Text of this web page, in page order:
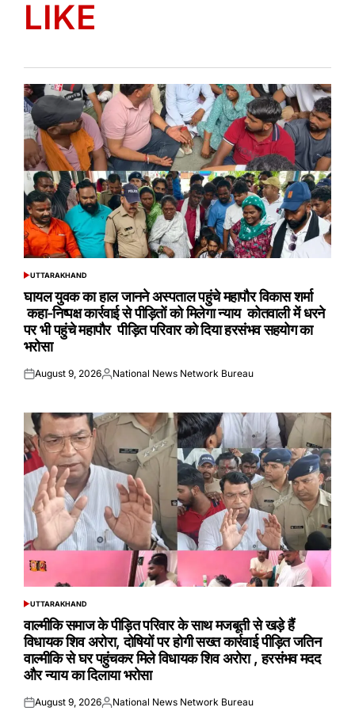
LIKE
POSTED
UTTARAKHAND
घायल युवक का हाल जानने अस्पताल पहुंचे महापौर विकास शर्मा
कहा-निष्पक्ष कार्रवाई से पीड़ितों को मिलेगा न्याय कोतवाली में धरने
पर भी पहुंचे महापौर पीड़ित परिवार को दिया हरसंभव सहयोग का
भरोसा
Posted
August 9, 2026Posted
National News Network Bureau
POSTED
UTTARAKHAND
वाल्मीकि समाज के पीड़ित परिवार के साथ मजबूती से खड़े हैं
विधायक शिव अरोरा, दोषियों पर होगी सख्त कार्रवाई पीड़ित जतिन
वाल्मीकि से घर पहुंचकर मिले विधायक शिव अरोरा , हरसंभव मदद
और न्याय का दिलाया भरोसा
Posted
August 9, 2026Posted
National News Network Bureau